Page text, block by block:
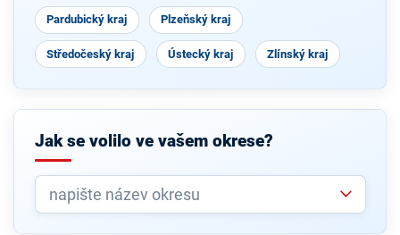
Pardubický kraj Plzeňský kraj
Středočeský kraj Ústecký kraj Zlínský kraj
Jak se volilo ve vašem okrese?